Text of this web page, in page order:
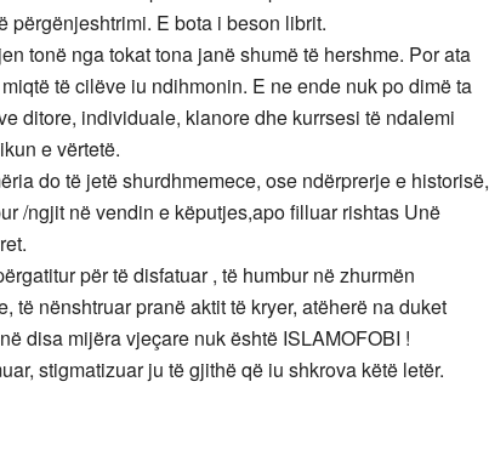
përgënjeshtrimi. E bota i beson librit.
tonë nga tokat tona janë shumë të hershme. Por ata
të cilëve iu ndihmonin. E ne ende nuk po dimë ta
ditore, individuale, klanore dhe kurrsesi të ndalemi
e vërtetë.
do të jetë shurdhmemece, ose ndërprerje e historisë,
/ngjit në vendin e këputjes,apo filluar rishtas Unë
për të disfatuar , të humbur në zhurmën
të nënshtruar pranë aktit të kryer, atëherë na duket
disa mijëra vjeçare nuk është ISLAMOFOBI !
stigmatizuar ju të gjithë që iu shkrova këtë letër.